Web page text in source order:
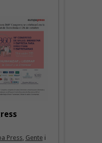
Press, Gente i